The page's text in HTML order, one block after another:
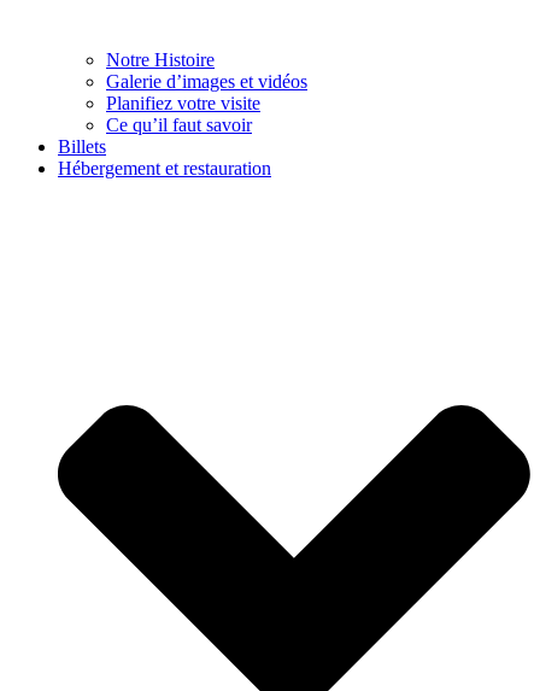
Notre Histoire
Galerie d’images et vidéos
Planifiez votre visite
Ce qu’il faut savoir
Billets
Hébergement et restauration